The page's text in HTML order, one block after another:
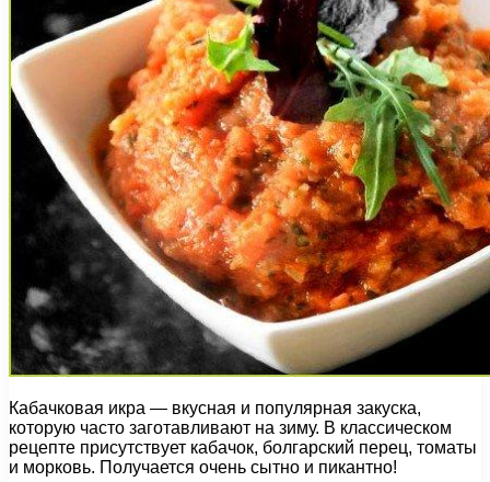
Кабачковая икра — вкусная и популярная закуска,
которую часто заготавливают на зиму. В классическом
рецепте присутствует кабачок, болгарский перец, томаты
и морковь. Получается очень сытно и пикантно!